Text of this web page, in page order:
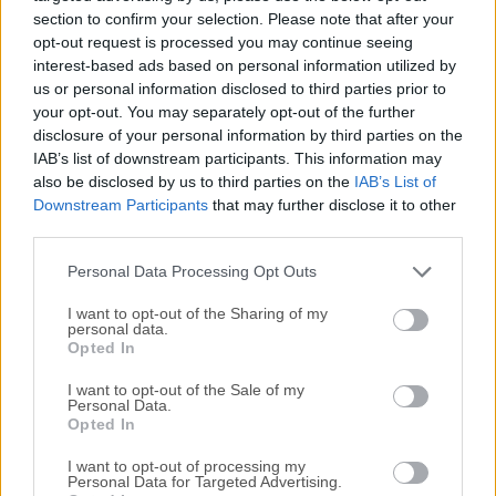
section to confirm your selection. Please note that after your
opt-out request is processed you may continue seeing
interest-based ads based on personal information utilized by
us or personal information disclosed to third parties prior to
your opt-out. You may separately opt-out of the further
disclosure of your personal information by third parties on the
IAB’s list of downstream participants. This information may
also be disclosed by us to third parties on the IAB’s List of
Downstream Participants that may further disclose it to other
Personal Data Processing Opt Outs
I want to opt-out of the Sharing of my
personal data.
Opted In
I want to opt-out of the Sale of my
Personal Data.
Opted In
I want to opt-out of processing my
Personal Data for Targeted Advertising.
sencillo en todas las plataformas compatibles. Los
usuarios pueden descargar el software desde el sitio
web oficial o FileHorse y seguir las instrucciones de
instalación proporcionadas.
El software es relativamente ligero y no requiere
grandes recursos del sistema, lo que garantiza que
funcione sin problemas incluso en hardware antiguo.
Cómo Usar
Crear un Nuevo Proyecto : Inicie la aplicación y
comience un nuevo proyecto. Puede especificar el
BPM (Beats Per Minute) y la signatura de tiempo para
su proyecto.
Añadir Instrumentos: Utilice los plugins de